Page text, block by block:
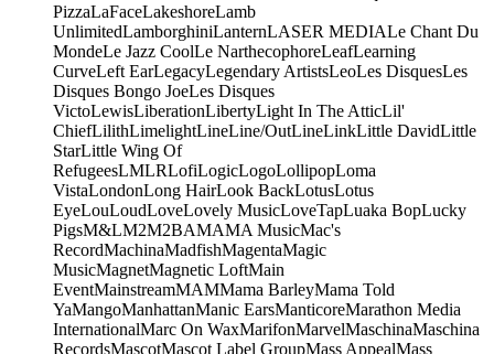
PizzaLaFaceLakeshoreLamb
UnlimitedLamborghiniLanternLASER MEDIALe Chant Du
MondeLe Jazz CoolLe NarthecophoreLeafLearning
CurveLeft EarLegacyLegendary ArtistsLeoLes DisquesLes
Disques Bongo JoeLes Disques
VictoLewisLiberationLibertyLight In The AtticLil'
ChiefLilithLimelightLineLine/OutLineLinkLittle DavidLittle
StarLittle Wing Of
RefugeesLMLRLofiLogicLogoLollipopLoma
VistaLondonLong HairLook BackLotusLotus
EyeLouLoudLoveLovely MusicLoveTapLuaka BopLucky
PigsM&LM2M2BAMAMA MusicMac's
RecordMachinaMadfishMagentaMagic
MusicMagnetMagnetic LoftMain
EventMainstreamMAMMama BarleyMama Told
YaMangoManhattanManic EarsManticoreMarathon Media
InternationalMarc On WaxMarifonMarvelMaschinaMaschina
RecordsMascotMascot Label GroupMass AppealMass